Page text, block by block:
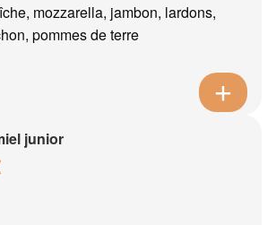
mozzarella, jambon, lardons,
pommes de terre
junior